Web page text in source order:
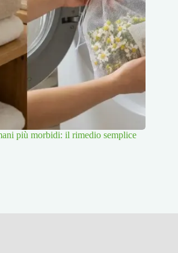
più morbidi: il rimedio semplice